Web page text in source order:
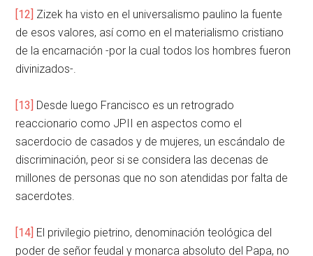
[12] Zizek ha visto en el universalismo paulino la fuente
de esos valores, así como en el materialismo cristiano
de la encarnación -por la cual todos los hombres fueron
divinizados-.
[13] Desde luego Francisco es un retrogrado
reaccionario como JPII en aspectos como el
sacerdocio de casados y de mujeres, un escándalo de
discriminación, peor si se considera las decenas de
millones de personas que no son atendidas por falta de
sacerdotes.
[14] El privilegio pietrino, denominación teológica del
poder de señor feudal y monarca absoluto del Papa, no